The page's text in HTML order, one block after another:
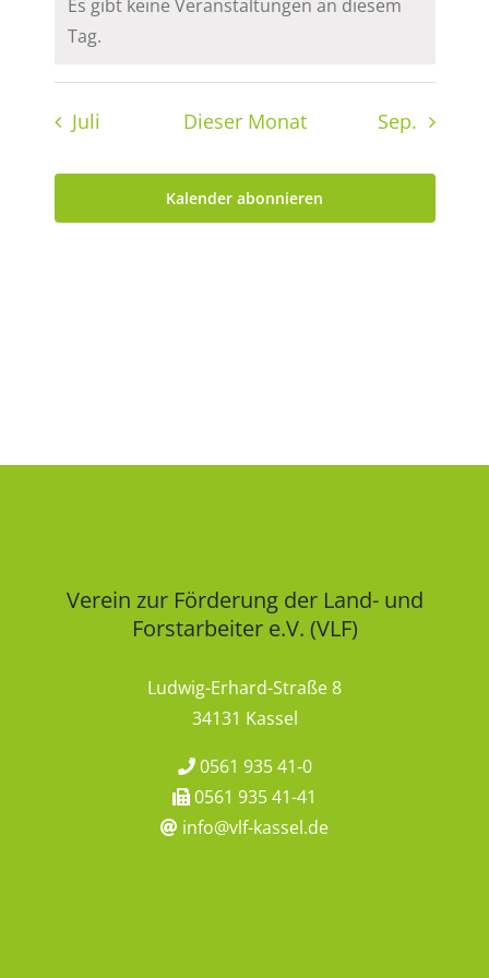
Hinweis
Es gibt keine Veranstaltungen an diesem
Tag.
Juli Dieser Monat Sep.
Kalender abonnieren
Verein zur Förderung der Land- und
Forstarbeiter e.V. (VLF)
Ludwig-Erhard-Straße 8
34131 Kassel
0561 935 41-0
0561 935 41-41
info@vlf-kassel.de